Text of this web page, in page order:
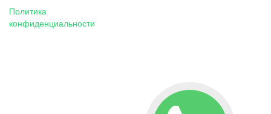
Политика
конфиденциальности